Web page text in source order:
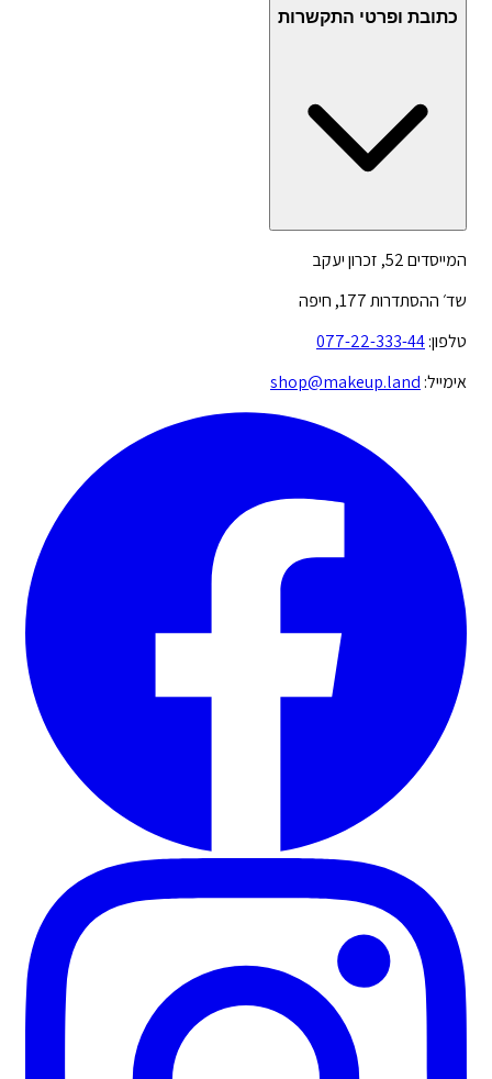
כתובת ופרטי התקשרות
המייסדים 52, זכרון יעקב
שד׳ ההסתדרות 177, חיפה
טלפון:077-22-333-44
אימייל: shop@makeup.land